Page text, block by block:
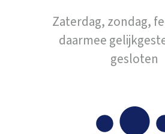
Zaterdag, zondag,
daarmee
gesloten